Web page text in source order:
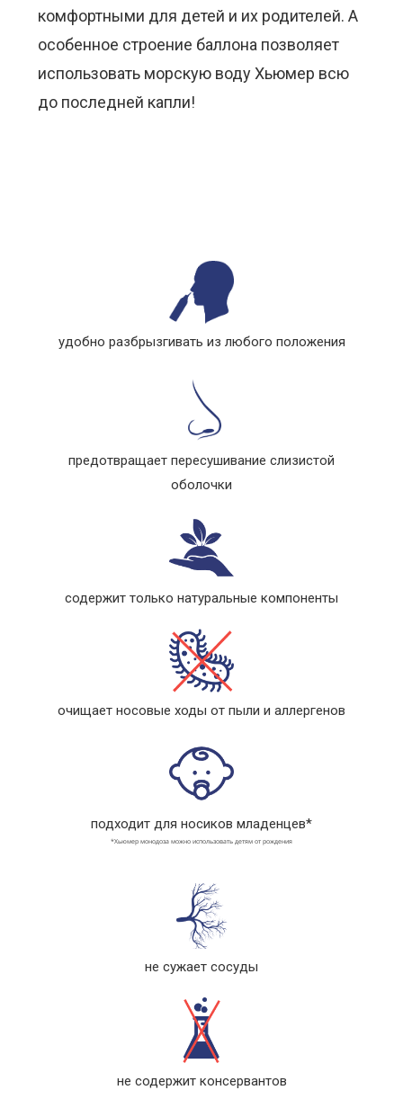
комфортными для детей и их родителей. А
особенное строение баллона позволяет
использовать морскую воду Хьюмер всю
до последней капли!
удобно разбрызгивать из любого положения
предотвращает пересушивание слизистой
оболочки
содержит только натуральные компоненты
очищает носовые ходы от пыли и аллергенов
подходит для носиков младенцев*
*Хьюмер монодоза можно использовать детям от рождения
не сужает сосуды
не содержит консервантов